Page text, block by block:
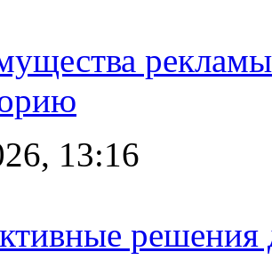
13:16
решения